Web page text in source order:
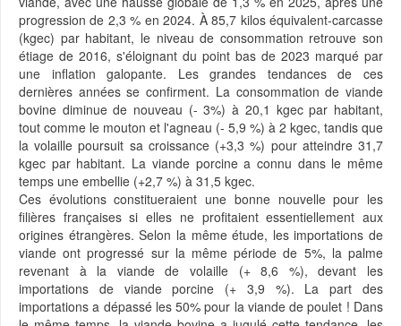
progression de 2,3 % en 2024. À 85,7 kilos équivalent-carcasse
(kgec) par habitant, le niveau de consommation retrouve son
étiage de 2016, s'éloignant du point bas de 2023 marqué par
une inflation galopante. Les grandes tendances de ces
dernières années se confirment. La consommation de viande
bovine diminue de nouveau (- 3%) à 20,1 kgec par habitant,
tout comme le mouton et l'agneau (- 5,9 %) à 2 kgec, tandis que
la volaille poursuit sa croissance (+3,3 %) pour atteindre 31,7
kgec par habitant. La viande porcine a connu dans le même
temps une embellie (+2,7 %) à 31,5 kgec.
Ces évolutions constitueraient une bonne nouvelle pour les
filières françaises si elles ne profitaient essentiellement aux
origines étrangères. Selon la même étude, les importations de
viande ont progressé sur la même période de 5%, la palme
revenant à la viande de volaille (+ 8,6 %), devant les
importations de viande porcine (+ 3,9 %). La part des
importations a dépassé les 50% pour la viande de poulet ! Dans